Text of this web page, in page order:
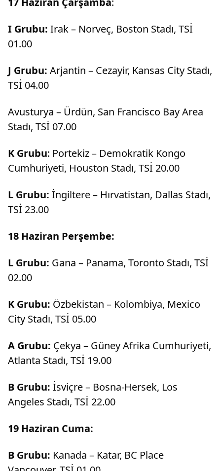
I Grubu: Irak – Norveç, Boston Stadı, TSİ
01.00
J Grubu: Arjantin – Cezayir, Kansas City Stadı,
TSİ 04.00
Avusturya – Ürdün, San Francisco Bay Area
Stadı, TSİ 07.00
K Grubu: Portekiz – Demokratik Kongo
Cumhuriyeti, Houston Stadı, TSİ 20.00
L Grubu: İngiltere – Hırvatistan, Dallas Stadı,
TSİ 23.00
18 Haziran Perşembe:
L Grubu: Gana – Panama, Toronto Stadı, TSİ
02.00
K Grubu: Özbekistan – Kolombiya, Mexico
City Stadı, TSİ 05.00
A Grubu: Çekya – Güney Afrika Cumhuriyeti,
Atlanta Stadı, TSİ 19.00
B Grubu: İsviçre – Bosna-Hersek, Los
Angeles Stadı, TSİ 22.00
19 Haziran Cuma:
B Grubu: Kanada – Katar, BC Place